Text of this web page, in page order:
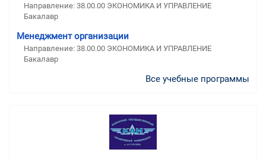
Направление: 38.00.00 ЭКОНОМИКА И УПРАВЛЕНИЕ
Бакалавр
Менеджмент организации
Направление: 38.00.00 ЭКОНОМИКА И УПРАВЛЕНИЕ
Бакалавр
Все учебные программы